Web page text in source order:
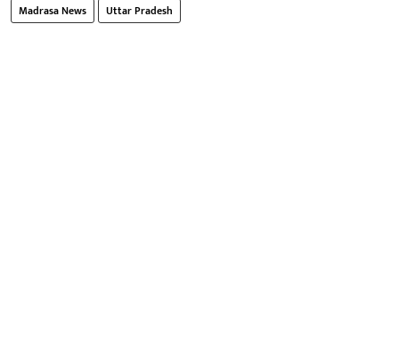
Madrasa News ​​Uttar Pradesh